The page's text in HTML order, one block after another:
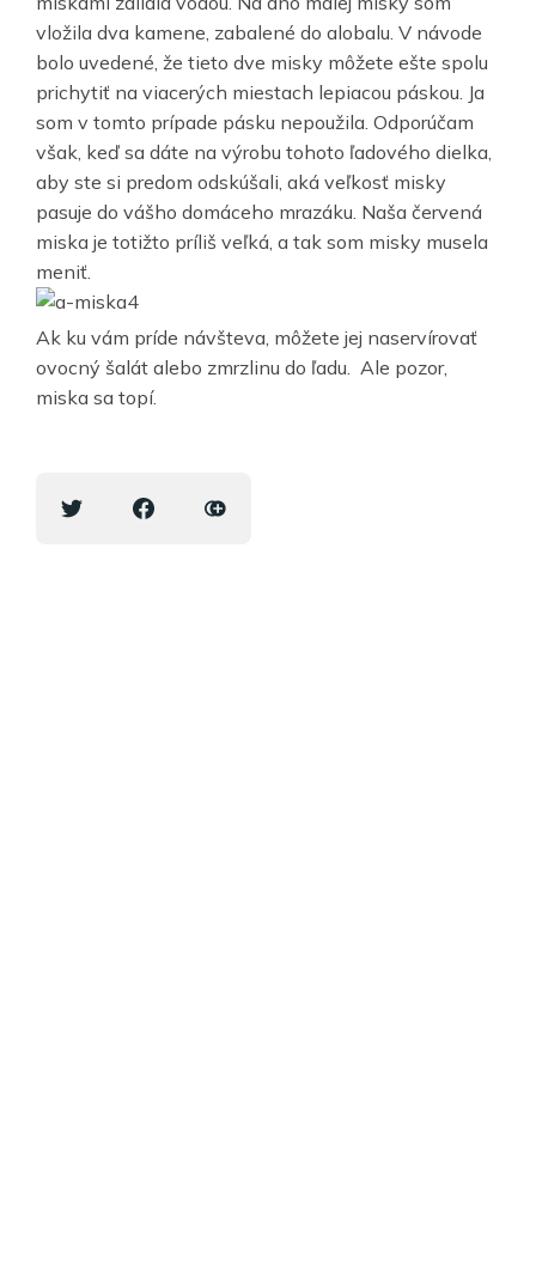
vložila dva kamene, zabalené do alobalu. V návode
bolo uvedené, že tieto dve misky môžete ešte spolu
prichytiť na viacerých miestach lepiacou páskou. Ja
som v tomto prípade pásku nepoužila. Odporúčam
však, keď sa dáte na výrobu tohoto ľadového dielka,
aby ste si predom odskúšali, aká veľkosť misky
pasuje do vášho domáceho mrazáku. Naša červená
miska je totižto príliš veľká, a tak som misky musela
meniť.
Ak ku vám príde návšteva, môžete jej naservírovať
ovocný šalát alebo zmrzlinu do ľadu. Ale pozor,
miska sa topí.